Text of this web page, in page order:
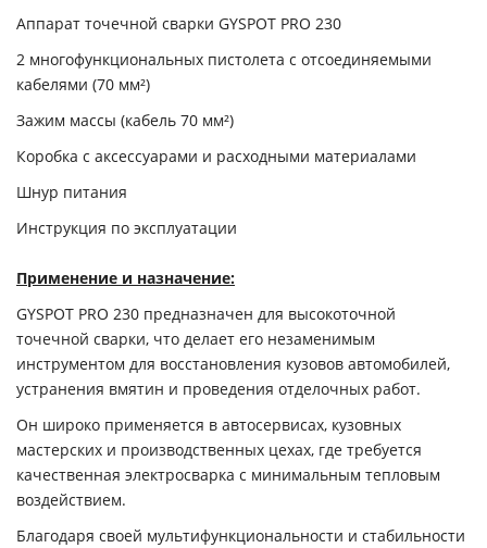
Аппарат точечной сварки GYSPOT PRO 230
2 многофункциональных пистолета с отсоединяемыми
кабелями (70 мм²)
Зажим массы (кабель 70 мм²)
Коробка с аксессуарами и расходными материалами
Шнур питания
Инструкция по эксплуатации
Применение и назначение:
GYSPOT PRO 230 предназначен для высокоточной
точечной сварки, что делает его незаменимым
инструментом для восстановления кузовов автомобилей,
устранения вмятин и проведения отделочных работ.
Он широко применяется в автосервисах, кузовных
мастерских и производственных цехах, где требуется
качественная электросварка с минимальным тепловым
воздействием.
Благодаря своей мультифункциональности и стабильности